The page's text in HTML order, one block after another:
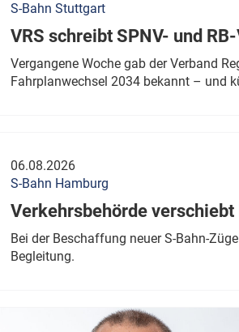
S-Bahn Stuttgart
VRS schreibt SPNV- und
Vergangene Woche gab der Verband
Fahrplanwechsel 2034 bekannt – und
06.08.2026
S-Bahn Hamburg
Verkehrsbehörde
Bei der Beschaffung neuer S-Bahn-
Begleitung.